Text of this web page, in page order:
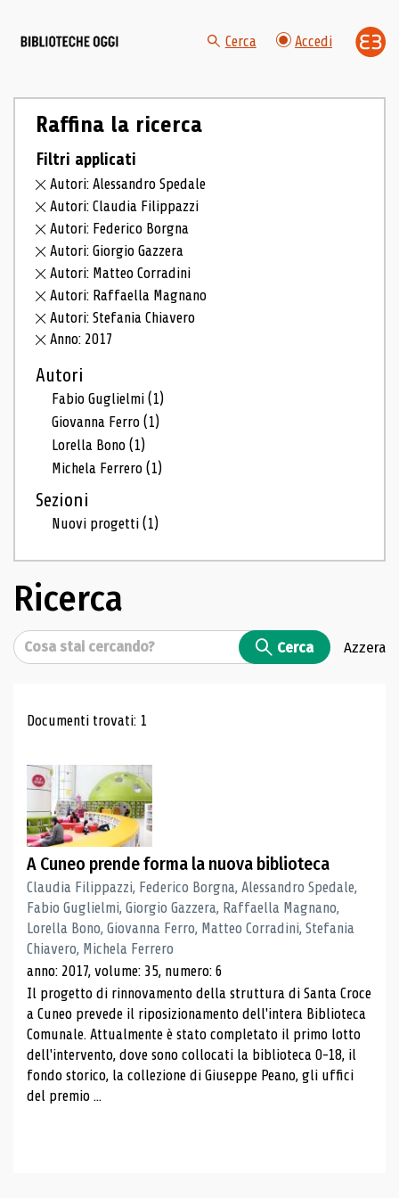
Cerca Accedi
Raffina la ricerca
Filtri applicati
Autori: Alessandro Spedale
Autori: Claudia Filippazzi
Autori: Federico Borgna
Autori: Giorgio Gazzera
Autori: Matteo Corradini
Autori: Raffaella Magnano
Autori: Stefania Chiavero
Anno: 2017
Autori
Fabio Guglielmi(1)
Giovanna Ferro(1)
Lorella Bono(1)
Michela Ferrero(1)
Sezioni
Nuovi progetti(1)
Ricerca
Cerca Cerca Azzera
Risultati di ricerca
Documenti trovati: 1
A Cuneo prende forma la nuova biblioteca
Claudia Filippazzi, Federico Borgna, Alessandro Spedale,
Fabio Guglielmi, Giorgio Gazzera, Raffaella Magnano,
Lorella Bono, Giovanna Ferro, Matteo Corradini, Stefania
Chiavero, Michela Ferrero
anno: 2017, volume: 35, numero: 6
Il progetto di rinnovamento della struttura di Santa Croce
a Cuneo prevede il riposizionamento dell'intera Biblioteca
Comunale. Attualmente è stato completato il primo lotto
dell'intervento, dove sono collocati la biblioteca 0-18, il
fondo storico, la collezione di Giuseppe Peano, gli uffici
del premio ...